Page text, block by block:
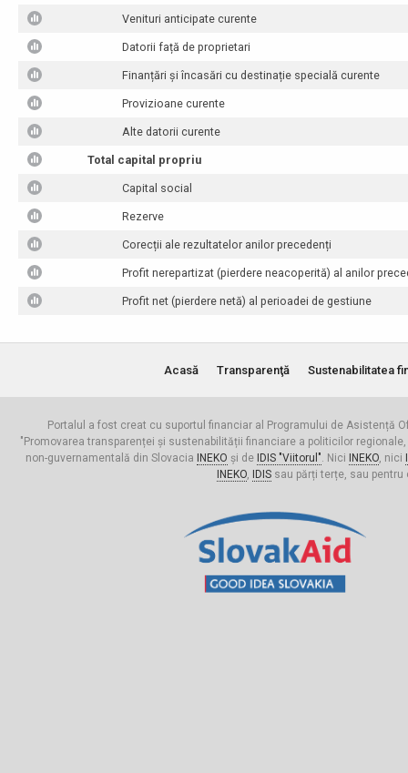
Venituri anticipate curente
Datorii față de proprietari
Finanțări și încasări cu destinație specială curente
Provizioane curente
Alte datorii curente
Total capital propriu
Capital social
Rezerve
Corecții ale rezultatelor anilor precedenți
Profit nerepartizat (pierdere neacoperită) al anilor
Profit net (pierdere netă) al perioadei de gestiune
Acasă Transparenţă Sustenabilitatea
Portalul a fost creat cu suportul financiar al Programului de Asistență
"Promovarea transparenței și sustenabilității financiare a politicilor
non-guvernamentală din Slovacia
INEKO și de IDIS "Viitorul". Nici INEKO, nici
INEKO, IDISsau părți terțe, sau pentru